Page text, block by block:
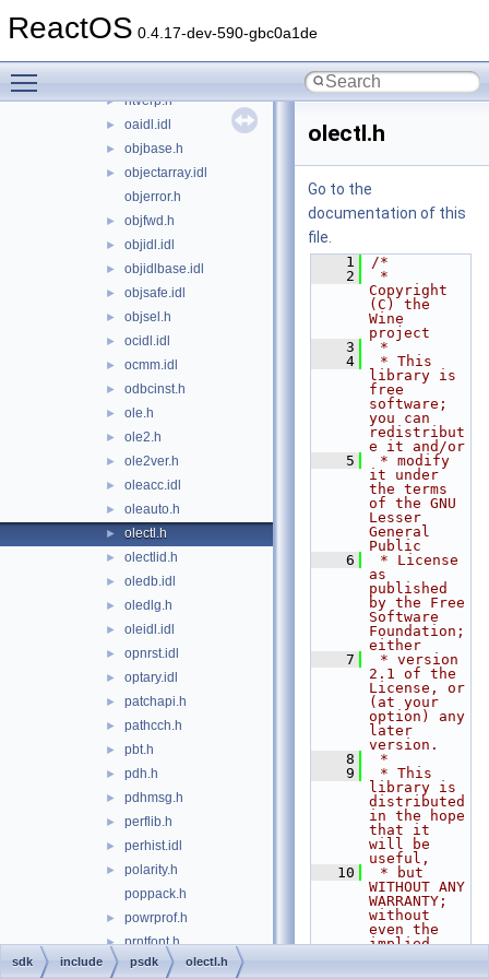
ReactOS 0.4.17-dev-590-gbc0a1de
► ntsecapi.h
► ntverp.h
► oaidl.idl
► objbase.h
►
objectarray.idl
objerror.h
► objfwd.h
► objidl.idl
► objidlbase.idl
► objsafe.idl
► objsel.h
► ocidl.idl
► ocmm.idl
► odbcinst.h
► ole.h
► ole2.h
► ole2ver.h
► oleacc.idl
► oleauto.h
► olectl.h
► olectlid.h
► oledb.idl
► oledlg.h
► oleidl.idl
► opnrst.idl
► optary.idl
► patchapi.h
► pathcch.h
► pbt.h
► pdh.h
► pdhmsg.h
► perflib.h
► perhist.idl
►
polarity.h
poppack.h
► powrprof.h
► prntfont.h
► processthreadsapi.h
olectl.h
Go to the
documentation of this
file.
    1
/*
    2
*
Copyright
(C) the
Wine
project
    3
*
    4
* This
library is
free
software;
you can
redistribut
e it and/or
    5
* modify
it under
the terms
of the GNU
Lesser
General
Public
    6
* License
as
published
by the Free
Software
Foundation;
either
    7
* version
2.1 of the
License, or
(at your
option) any
later
version.
    8
*
    9
* This
library is
distributed
in the hope
that it
will be
useful,
   10
* but
WITHOUT ANY
WARRANTY;
without
even the
implied
sdk include psdk olectl.h